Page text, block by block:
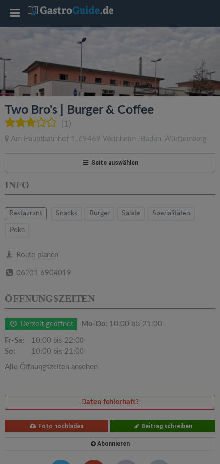
Two Bro's | Burger & Coffee
(1)
Am Hauptbahnhof 1 , 69469 Weinheim , Baden-Württemberg
Seite auswählen
INFO
Restaurant Snacks Burger Salate Spezialitäten
Poke
Route planen
06201 6904019
ÖFFNUNGSZEITEN
Derzeit geöffnet Mo-Do: 10:00 bis 21:00
Fr-Sa:
10:00 bis 22:00
So:
10:00 bis 21:00
Alle Öffnungszeiten ansehen
Daten fehlerhaft?
Foto hochladen Beitrag schreiben
Abonnieren
T
l
e
a
v
g
a
t